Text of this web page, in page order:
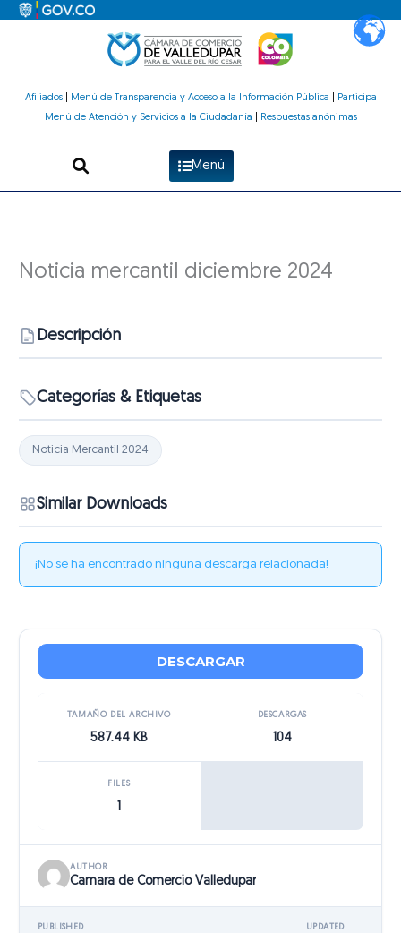
Afiliados| Menú de Transparencia y Acceso a la Información Pública
Participa
Menú de Atención y Servicios a la Ciudadanía
Respuestas anónimas
Menú
Noticia mercantil diciembre 2024
Descripción
Categorías & Etiquetas
Noticia Mercantil 2024
Similar Downloads
¡No se ha encontrado ninguna descarga relacionada!
DESCARGAR
TAMAÑO DEL ARCHIVO
587.44 KB
DESCARGAS
104
FILES
AUTHOR
Camara de Comercio Valledupar
PUBLISHED UPDATED